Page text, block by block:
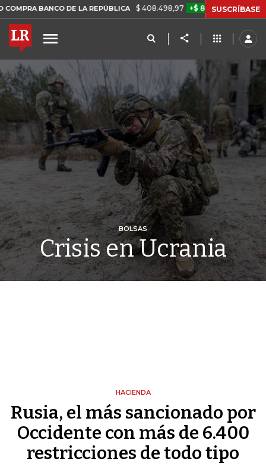
DE LA REPÚBLICA $ 408.498,97 +$ 8.753,81 +2,19% TASA
SUSCRÍBASE
BOLSAS
Crisis en Ucrania
HACIENDA
Rusia, el más sancionado por
Occidente con más de 6.400
restricciones de todo tipo